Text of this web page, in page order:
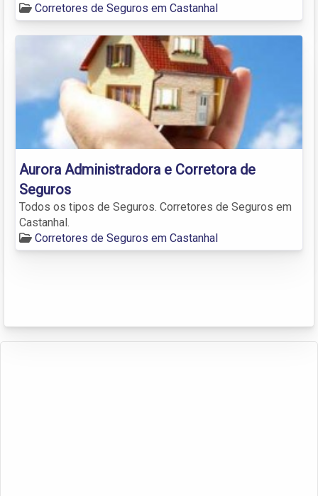
Corretores de Seguros em Castanhal
Aurora Administradora e Corretora de
Seguros
Todos os tipos de Seguros. Corretores de Seguros em
Castanhal.
Corretores de Seguros em Castanhal